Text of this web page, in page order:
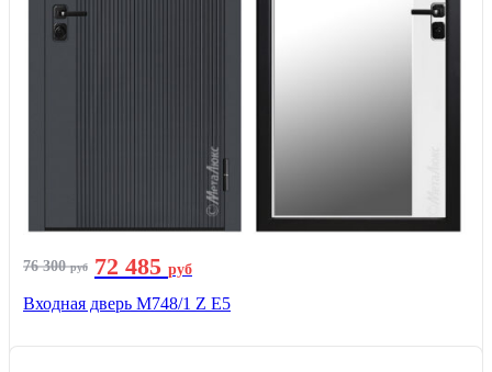
76 300руб 72 485 руб
Входная дверь М748/1 Z Е5